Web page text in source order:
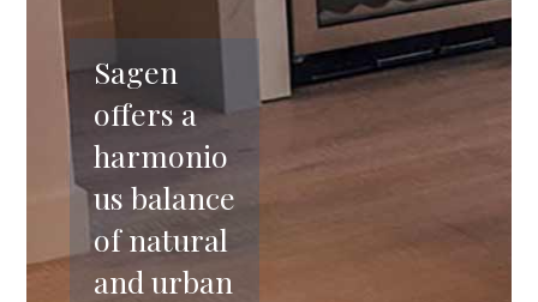
Sagen
offers a
harmonio
us balance
of natural
and urban